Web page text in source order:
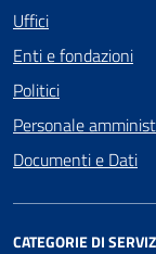
Uffici
Enti e fondazioni
Politici
Personale
Documenti e Dati
CATEGORIE DI